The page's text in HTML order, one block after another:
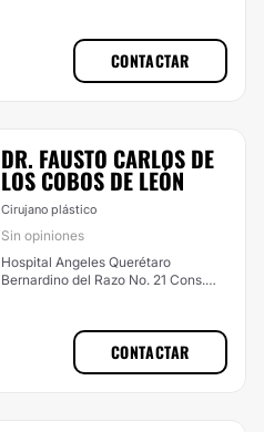
CONTACTAR
DR. FAUSTO CARLOS DE
LOS COBOS DE LEÓN
Cirujano plástico
Sin opiniones
Hospital Angeles Querétaro
Bernardino del Razo No. 21 Cons.
CONTACTAR